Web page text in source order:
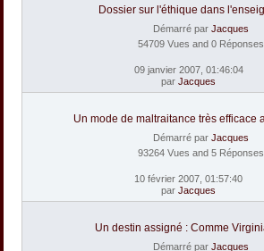
Dossier sur l'éthique dans
Démarré par Jacques
54709 Vues and 0 Réponses
09 janvier 2007, 01:46:04
par Jacques
Un mode de maltraitance très efficace
Démarré par Jacques
93264 Vues and 5 Réponses
10 février 2007, 01:57:40
par Jacques
Un destin assigné : Comme
Démarré par Jacques